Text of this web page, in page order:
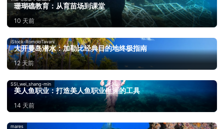
珊瑚礁教育：从育苗场到课堂
10 天前
iStock-RomoloTavani
大开曼岛潜水：加勒比经典目的地终极指南
12 天前
SSI_wei_shang-min
美人鱼职业：打造美人鱼职业生涯的工具
14 天前
mares